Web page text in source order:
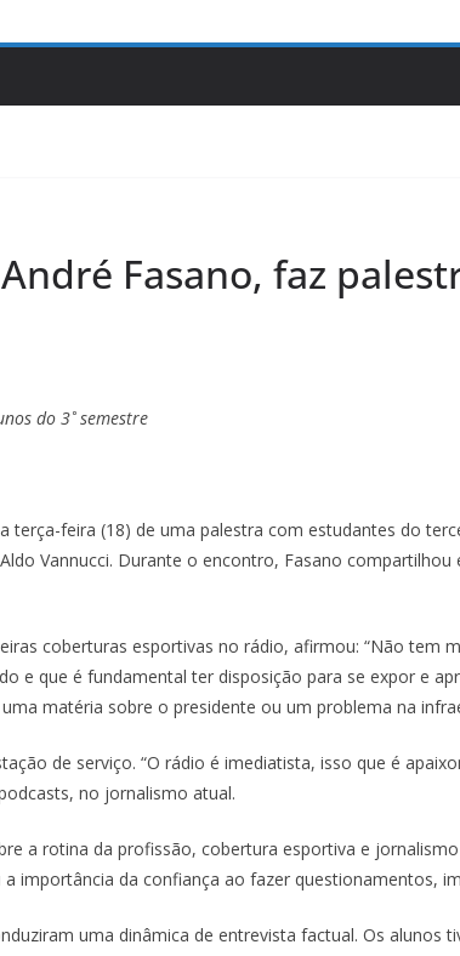
Fasano, faz
do 3˚ semestre
terça-feira (18) de uma palestra com estudantes do
Vannucci. Durante o encontro, Fasano compartilhou
coberturas esportivas no rádio, afirmou: “Não tem
e que é fundamental ter disposição para se expor e
matéria sobre o presidente ou um problema na
de serviço. “O rádio é imediatista, isso que é
no jornalismo atual.
a rotina da profissão, cobertura esportiva e
importância da confiança ao fazer questionamentos,
uma dinâmica de entrevista factual. Os alunos